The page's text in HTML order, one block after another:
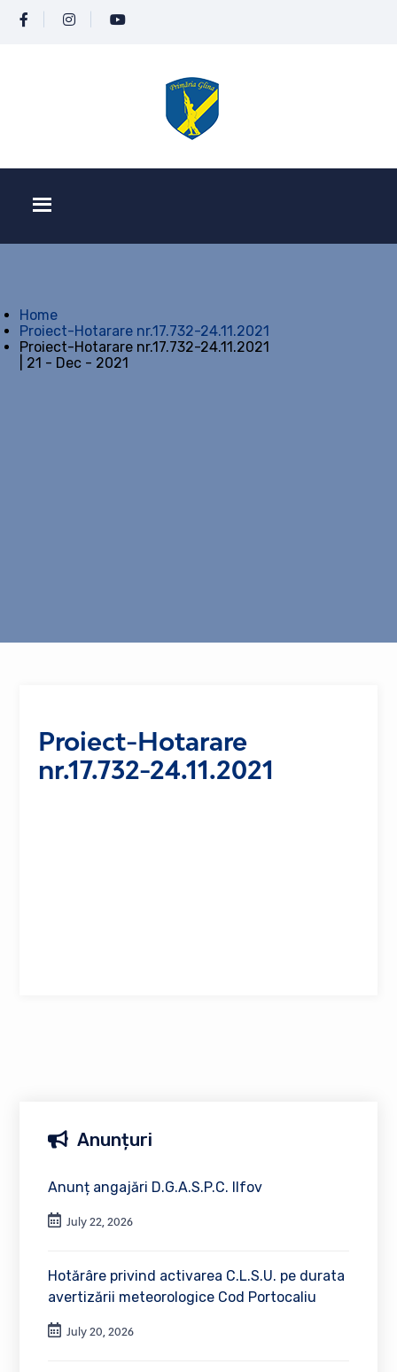
Home
Proiect-Hotarare nr.17.732-24.11.2021
Proiect-Hotarare nr.17.732-24.11.2021
| 21 - Dec - 2021
Proiect-Hotarare
nr.17.732-24.11.2021
Anunțuri
Anunț angajări D.G.A.S.P.C. Ilfov
July 22, 2026
Hotărâre privind activarea C.L.S.U. pe durata
avertizării meteorologice Cod Portocaliu
July 20, 2026